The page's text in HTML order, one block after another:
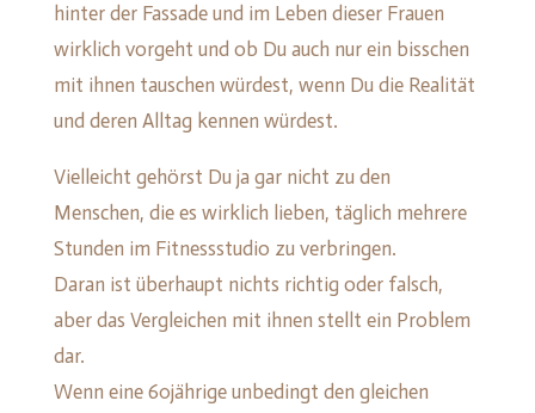
hinter der Fassade und im Leben dieser Frauen
wirklich vorgeht und ob Du auch nur ein bisschen
mit ihnen tauschen würdest, wenn Du die Realität
und deren Alltag kennen würdest.
Vielleicht gehörst Du ja gar nicht zu den
Menschen, die es wirklich lieben, täglich mehrere
Stunden im Fitnessstudio zu verbringen.
Daran ist überhaupt nichts richtig oder falsch,
aber das Vergleichen mit ihnen stellt ein Problem
dar.
Wenn eine 60jährige unbedingt den gleichen